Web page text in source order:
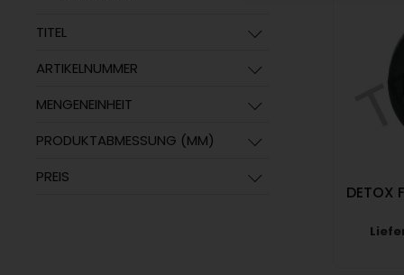
TITEL
ARTIKELNUMMER
MENGENEINHEIT
PRODUKTABMESSUNG (MM)
PREIS
DETOX